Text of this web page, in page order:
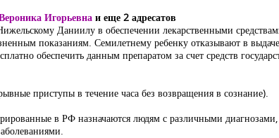
Игорьевна и еще 2 адресатов
Даниилу в обеспечении лекарственными
показаниям. Семилетнему ребенку отказывают в
обеспечить данным препаратом за счет средств
приступы в течение часа без возвращения в сознание).
в РФ назначаются людям с различными диагнозами,